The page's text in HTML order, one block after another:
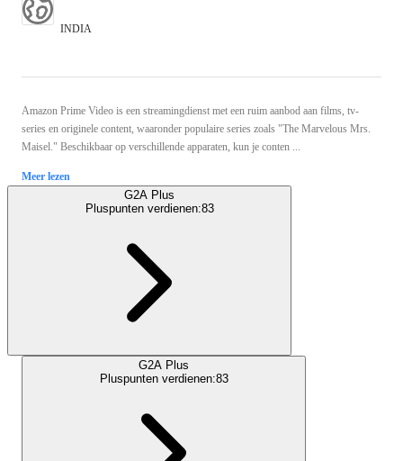
INDIA
Amazon Prime Video is een streamingdienst met een ruim aanbod aan films, tv-
series en originele content, waaronder populaire series zoals "The Marvelous Mrs.
Maisel." Beschikbaar op verschillende apparaten, kun je conten ...
Meer lezen
G2A Plus
Pluspunten verdienen:83
G2A Plus
Pluspunten verdienen:83